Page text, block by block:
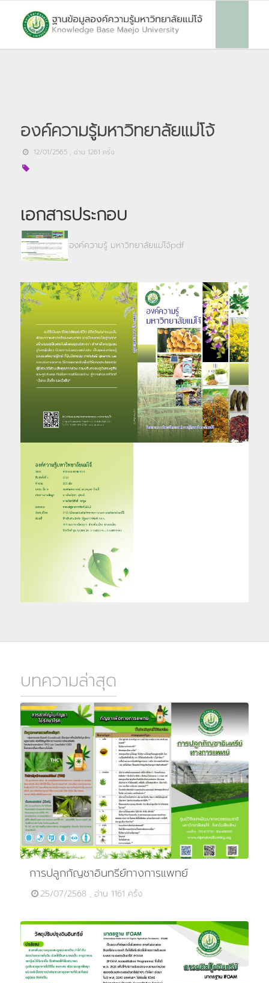
องค์ความรู้มหาวิทยาลัยแม่โจ้
12/01/2565, อ่าน 1261 ครั้ง
เอกสารประกอบ
องค์ความรู้ มหาวิทยาลัยแม่โจ้pdf
บทความล่าสุด
การปลูกกัญชาอินทรีย์ทางการแพทย์
25/07/2568 , อ่าน 1161 ครั้ง